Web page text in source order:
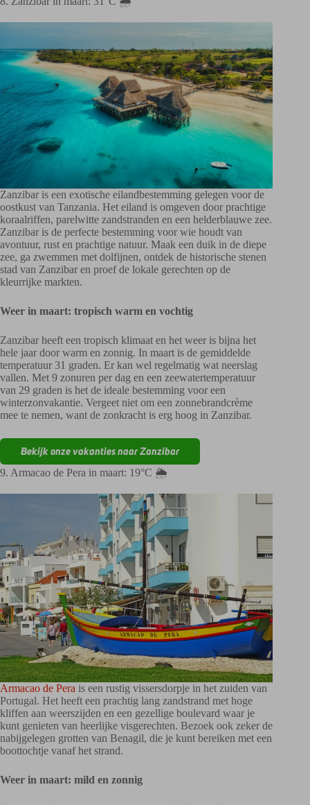
Zanzibar is een exotische eilandbestemming gelegen voor de
oostkust van Tanzania. Het eiland is omgeven door prachtige
koraalriffen, parelwitte zandstranden en een helderblauwe zee.
Zanzibar is de perfecte bestemming voor wie houdt van
avontuur, rust en prachtige natuur. Maak een duik in de diepe
zee, ga zwemmen met dolfijnen, ontdek de historische stenen
stad van Zanzibar en proef de lokale gerechten op de
kleurrijke markten.
Weer in maart: tropisch warm en vochtig
Zanzibar heeft een tropisch klimaat en het weer is bijna het
hele jaar door warm en zonnig. In maart is de gemiddelde
temperatuur 31 graden. Er kan wel regelmatig wat neerslag
vallen. Met 9 zonuren per dag en een zeewatertemperatuur
van 29 graden is het de ideale bestemming voor een
winterzonvakantie. Vergeet niet om een zonnebrandcrème
mee te nemen, want de zonkracht is erg hoog in Zanzibar.
Bekijk onze vakanties naar Zanzibar
9. Armacao de Pera in maart: 19°C 🌦️
Armacao de Pera is een rustig vissersdorpje in het zuiden van
Portugal. Het heeft een prachtig lang zandstrand met hoge
kliffen aan weerszijden en een gezellige boulevard waar je
kunt genieten van heerlijke visgerechten. Bezoek ook zeker de
nabijgelegen grotten van Benagil, die je kunt bereiken met een
boottochtje vanaf het strand.
Weer in maart: mild en zonnig